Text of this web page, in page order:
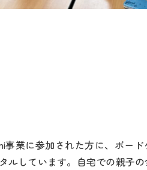
事業に参加された方に、ボー
ルしています。自宅での親子